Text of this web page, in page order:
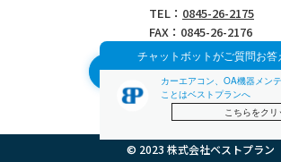
TEL： 0845-26-2175
FAX：0845-26-2176
オンラインショップ
©︎ 2023 株式会社ベストプラン